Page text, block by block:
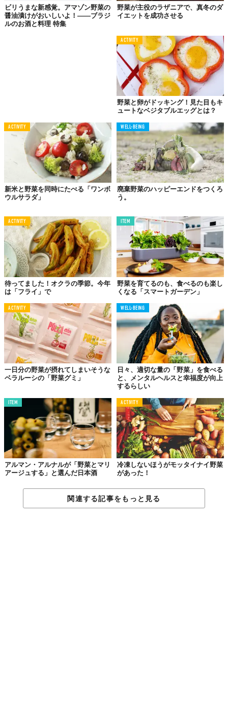
使いこなせばこっちのもの
マッシュルームをはじめ、いわゆる西洋野菜というのは、日本で
はまだ使いこなされてはいないようだが、カリフラワー、ブロッ
コリー、芽キャベツ、グリーンアスパラガスなどはとても重宝な
野菜なのだから、もっともりもり使ったらよいと思う。
このいずれも、まず、塩を1つまみ入れた湯で、くれぐれもゆです
ぎないように、まだ心もち歯ごたえがかたいぐらいのところまで
ゆでる。ゆでたてにバターと塩、こしょうだけでも十分においし
そうになる。
カリフラワーはカレーの味とも相性がよい。カレーの残りでもあ
ったら、暖めてまぶしてみよう。
芽キャベツはビーフシチューなど、トマト味のソースによく似合
い、赤の中の緑は彩りとしても美しい。
グリーンアスパラガスは熱いうちにドレッシングをかけてホット
サラダにしてもおいしい。かたゆで卵をこまかく刻み、マスター
ドをまぜ、フレンチドレッシングでのばした黄金色のソースを、
青々とゆで上がったアスパラガスにかけると、目にもあざやかな
一品になる。グリーンアスパラガスには日本的な装いもよく似合
い、削り節としょうゆをかけたおひたしにしても、豆腐で白あえ
にしてもおいしい。
野菜こそ食卓を彩る
四季の花
ビリうまな新感覚。アマゾン野菜の
醤油漬けがおいしいよ！――ブラジ
ルのお酒と料理 特集
野菜が主役のラザニアで、真冬のダ
イエットを成功させる
ACTIVITY
野菜と卵がドッキング！見た目もキ
ュートなベジタブルエッグとは？
ACTIVITY
新米と野菜を同時にたべる「ワンボ
ウルサラダ」
WELL-BEING
廃棄野菜のハッピーエンドをつくろ
う。
ACTIVITY
待ってました！オクラの季節。今年
は「フライ」で
ITEM
野菜を育てるのも、食べるのも楽し
くなる「スマートガーデン」
ACTIVITY
一日分の野菜が摂れてしまいそうな
ベラルーシの「野菜グミ」
WELL-BEING
日々、適切な量の「野菜」を食べる
と、メンタルヘルスと幸福度が向上
するらしい
ITEM
アルマン・アルナルが「野菜とマリ
アージュする」と選んだ日本酒
ACTIVITY
冷凍しないほうがモッタイナイ野菜
があった！
関連する記事をもっと見る